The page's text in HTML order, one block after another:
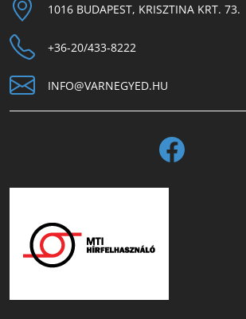
1016 BUDAPEST, KRISZTINA KRT. 73.
+36-20/433-8222
INFO@VARNEGYED.HU